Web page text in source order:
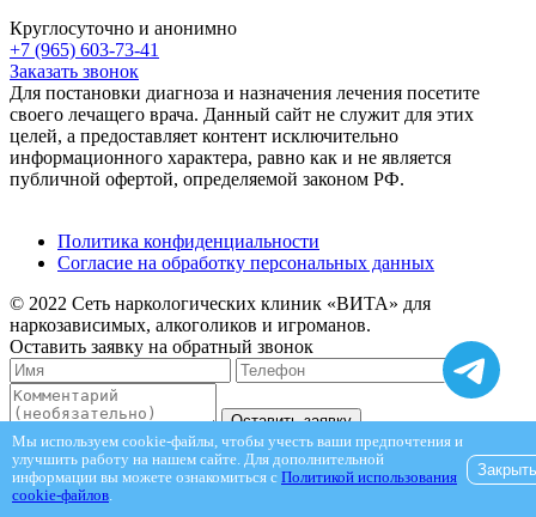
Круглосуточно и анонимно
+7 (965) 603-73-41
Заказать звонок
Для постановки диагноза и назначения лечения посетите
своего лечащего врача. Данный сайт не служит для этих
целей, а предоставляет контент исключительно
информационного характера, равно как и не является
публичной офертой, определяемой законом РФ.
Политика конфиденциальности
Согласие на обработку персональных данных
© 2022 Сеть наркологических клиник «ВИТА» для
наркозависимых, алкоголиков и игроманов.
Оставить заявку на обратный звонок
Оставить заявку
Полностью анонимно.
Я принимаю и даюсогласие на обработку моих персональных
данныхв соответствии сПолитикой конфиденциальности
Выберите город:
Мы используем cookie-файлы, чтобы учесть ваши предпочтения и
улучшить работу на нашем сайте. Для дополнительной
информации вы можете ознакомиться с Политикой использования
cookie-файлов.
Закрыть